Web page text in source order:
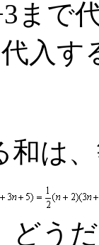
まで
入す
は
どう